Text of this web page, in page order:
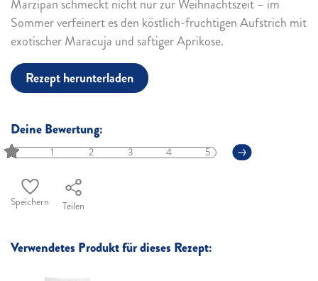
Marzipan schmeckt nicht nur zur Weihnachtszeit – im
Sommer verfeinert es den köstlich-fruchtigen Aufstrich mit
exotischer Maracuja und saftiger Aprikose.
Rezept herunterladen
Deine Bewertung:
1 2 3 4 5
Speichern Teilen
Verwendetes Produkt für dieses Rezept: